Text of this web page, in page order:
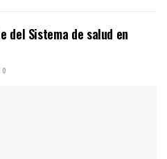
del Sistema de salud en
0